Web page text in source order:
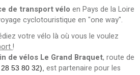
de transport vélo en Pays de la Loire
cyclotouristique en "one way".
votre vélo là où vous le voulez
!
de vélos Le Grand Braquet, route de
53 80 32), est partenaire pour les